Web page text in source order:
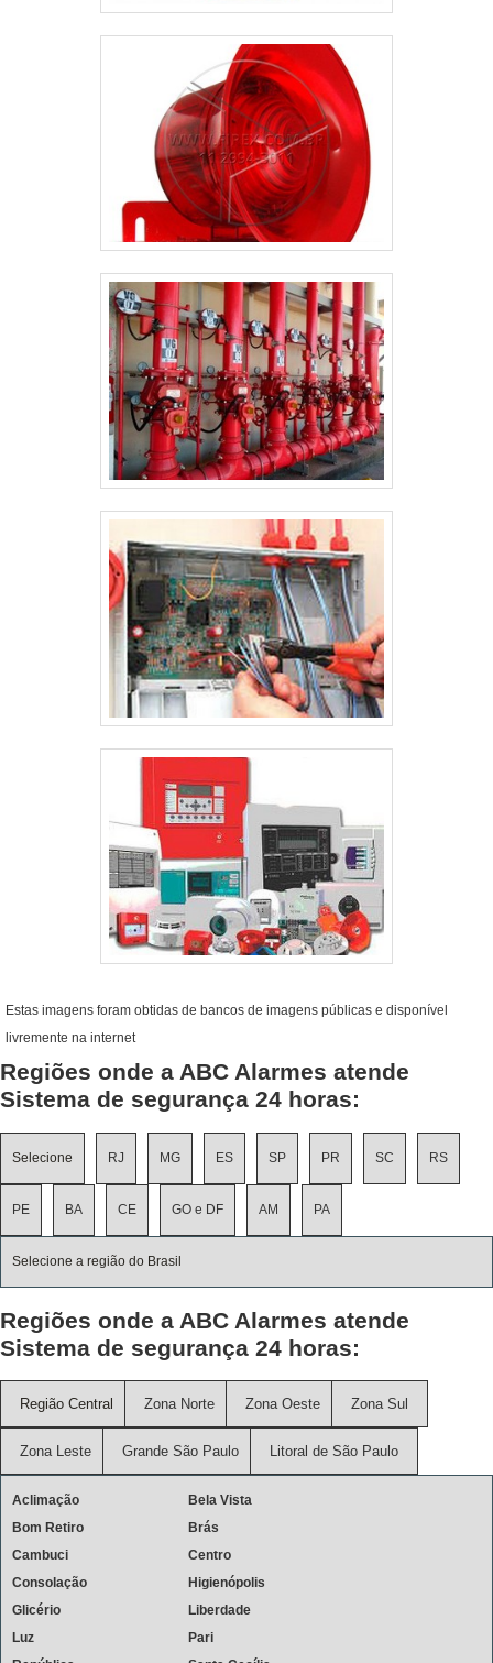
Estas imagens foram obtidas de bancos de imagens públicas e disponível
livremente na internet
Regiões onde a ABC Alarmes atende
Sistema de segurança 24 horas:
Selecione RJ MG ES SP PR SC RS
PE BA CE GO e DF AM PA
Selecione a região do Brasil
Regiões onde a ABC Alarmes atende
Sistema de segurança 24 horas:
Região Central Zona Norte Zona Oeste Zona Sul
Zona Leste Grande São Paulo Litoral de São Paulo
Aclimação
Bela Vista
Bom Retiro
Brás
Cambuci
Centro
Consolação
Higienópolis
Glicério
Liberdade
Luz
Pari